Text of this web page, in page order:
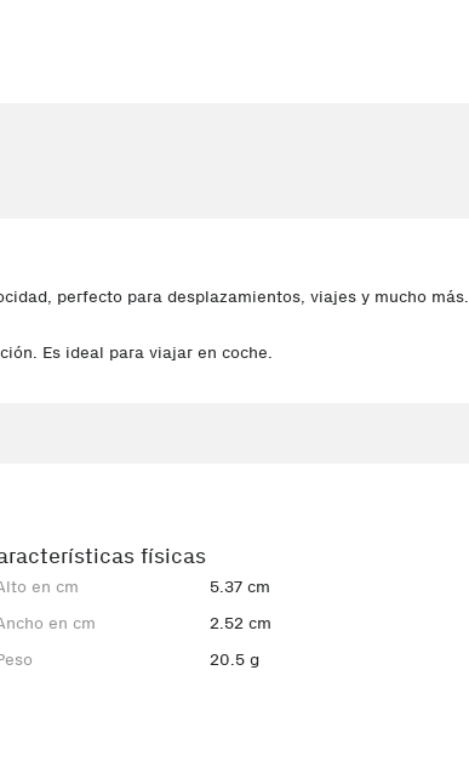
perfecto para desplazamientos, viajes y mucho más.
Es ideal para viajar en coche.
físicas
en cm
5.37 cm
en cm
2.52 cm
20.5 g